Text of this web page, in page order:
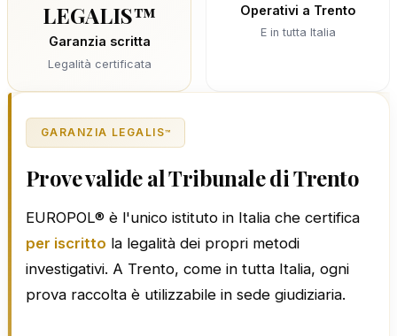
LEGALIS™
Garanzia scritta
Legalità certificata
Operativi a Trento
E in tutta Italia
GARANZIA LEGALIS™
Prove valide al Tribunale di Trento
EUROPOL® è l'unico istituto in Italia che certifica
per iscritto la legalità dei propri metodi
investigativi. A Trento, come in tutta Italia, ogni
prova raccolta è utilizzabile in sede giudiziaria.